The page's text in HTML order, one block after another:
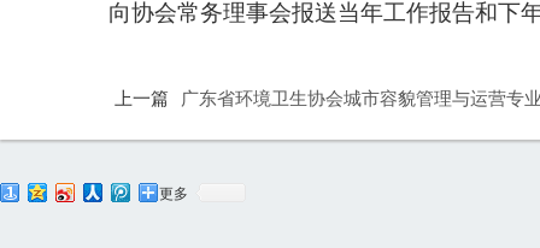
向协会常务理事会报送当年工作报告和下
上一篇 广东省环境卫生协会城市容貌管理与运营专
更多